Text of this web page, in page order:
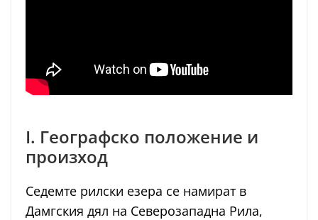
I. Географско положение и
произход
Седемте рилски езера се намират в
Дамгския дял на Северозападна Рила,